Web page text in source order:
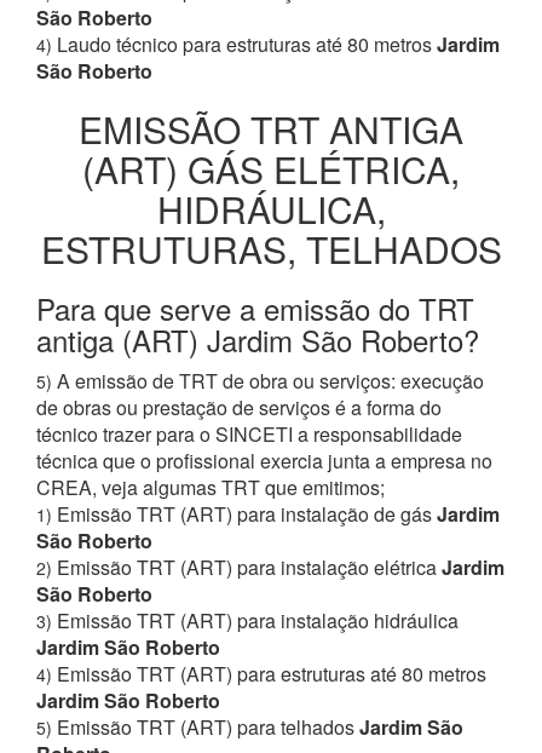
São Roberto
4) Laudo técnico para estruturas até 80 metrosJardim
São Roberto
EMISSÃO TRT ANTIGA
(ART) GÁS ELÉTRICA,
HIDRÁULICA,
ESTRUTURAS, TELHADOS
Para que serve a emissão do TRT
antiga (ART) Jardim São Roberto?
5) A emissão de TRT de obra ou serviços: execução
de obras ou prestação de serviços é a forma do
técnico trazer para o SINCETI a responsabilidade
técnica que o profissional exercia junta a empresa no
CREA, veja algumas TRT que emitimos;
1) Emissão TRT (ART) para instalação de gásJardim
São Roberto
2) Emissão TRT (ART) para instalação elétricaJardim
São Roberto
3) Emissão TRT (ART) para instalação hidráulica
Jardim São Roberto
4) Emissão TRT (ART) para estruturas até 80 metros
Jardim São Roberto
5) Emissão TRT (ART) para telhadosJardim São